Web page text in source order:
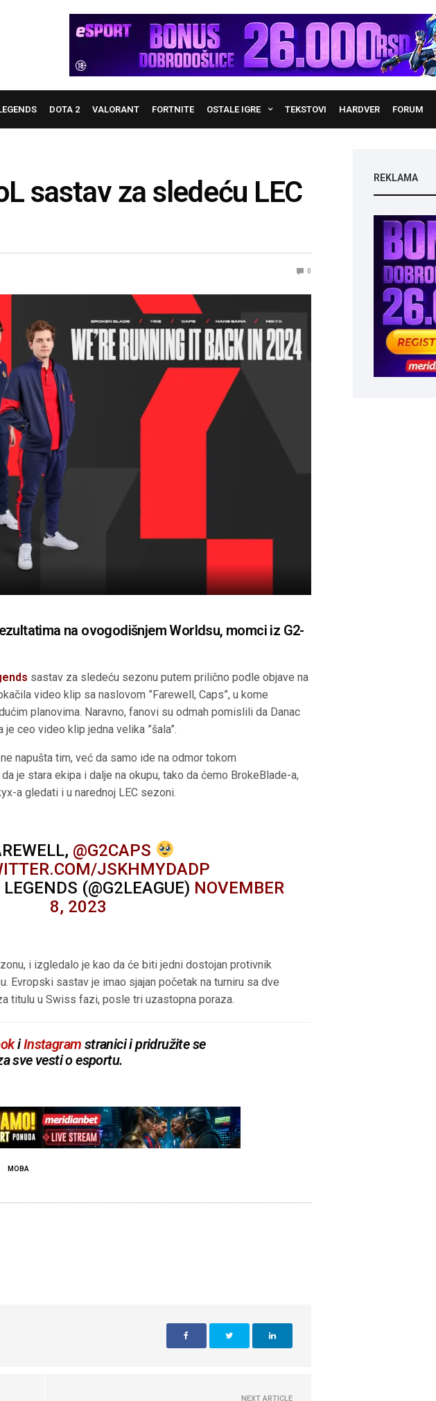
DOTA 2 VALORANT FORTNITE OSTALE IGRE TEKSTOVI HARDVER FORUM
sastav za sledeću LEC
0
na ovogodišnjem Worldsu, momci iz G2-
sastav za sledeću sezonu putem prilično podle objave na
video klip sa naslovom ”Farewell, Caps”, u kome
planovima. Naravno, fanovi su odmah pomislili da Danac
ceo video klip jedna velika ”šala”.
napušta tim, već da samo ide na odmor tokom
je stara ekipa i dalje na okupu, tako da ćemo BrokeBlade-a,
a gledati i u narednoj LEC sezoni.
@G2CAPS
JSKHMYDADP
(@G2LEAGUE) NOVEMBER
8, 2023
i izgledalo je kao da će biti jedni dostojan protivnik
Evropski sastav je imao sjajan početak na turniru sa dve
titulu u Swiss fazi, posle tri uzastopna poraza.
iInstagram stranici i pridružite se
sve vesti o esportu.
MOBA
NEXT ARTICLE
REKLAMA